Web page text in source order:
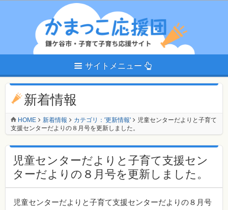
サイトメニュー
新着情報
HOME 新着情報 カテゴリ：'更新情報'
児童センターだよりと子育て
支援センターだよりの８月号を更新しました。
児童センターだよりと子育て支援セン
ターだよりの８月号を更新しました。
児童センターだよりと子育て支援センターだよりの８月号